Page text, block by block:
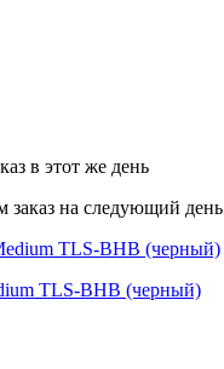
в этот же день
заказ на следующий день
TLS-BHB (черный)